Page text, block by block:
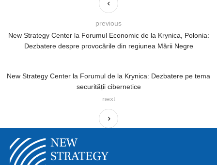
New Strategy Center la Forumul Economic de la Krynica, Polonia:
Dezbatere despre provocările din regiunea Mării Negre
previous
New Strategy Center la Forumul de la Krynica: Dezbatere pe tema
securității cibernetice
next